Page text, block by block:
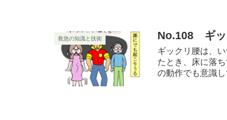
救急の知識と技術 No.108 ギッ
ギックリ腰は、
たとき、床に落
の動作でも意識